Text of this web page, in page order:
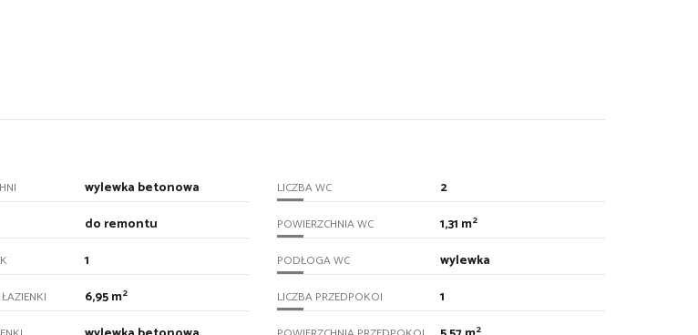
wylewka betonowa
do remontu
1
6,95 m2
LICZBA WC 2
POWIERZCHNIA WC 1,31 m2
PODŁOGA WC wylewka
LICZBA PRZEDPOKOI 1
2